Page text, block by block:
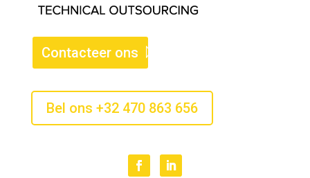
Contacteer ons
Bel ons +32 470 863 656